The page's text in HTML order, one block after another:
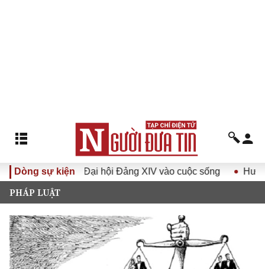
Dòng sự kiện
Nghị quyết Đại hội Đảng XIV vào cuộc sống Hướng tới
PHÁP LUẬT